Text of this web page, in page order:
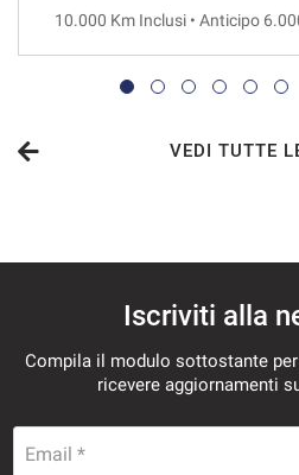
VEDI
831€/mese
10.000 Km Inclusi • Anticipo
VEDI TUTTE
Iscriviti alla
Compila il modulo sottostante
ricevere aggiornamenti
Email *